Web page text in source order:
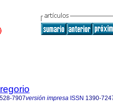
7907versión impresa ISSN 1390-